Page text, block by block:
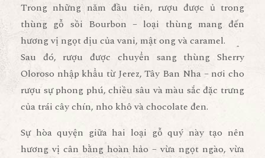
Trong những năm đầu tiên, rượu được ủ trong
thùng gỗ sồi Bourbon – loại thùng mang đến
hương vị ngọt dịu của vani, mật ong và caramel.
Sau đó, rượu được chuyển sang thùng Sherry
Oloroso nhập khẩu từ Jerez, Tây Ban Nha – nơi cho
rượu sự phong phú, chiều sâu và màu sắc đặc trưng
của trái cây chín, nho khô và chocolate đen.
Sự hòa quyện giữa hai loại gỗ quý này tạo nên
hương vị cân bằng hoàn hảo – vừa ngọt ngào, vừa